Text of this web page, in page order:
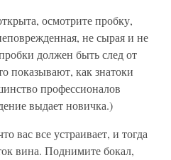
осмотрите пробку,
не сырая и не
должен быть след от
показывают, как знатоки
профессионалов
выдает новичка.)
вас все устраивает, и тогда
вина. Поднимите бокал,